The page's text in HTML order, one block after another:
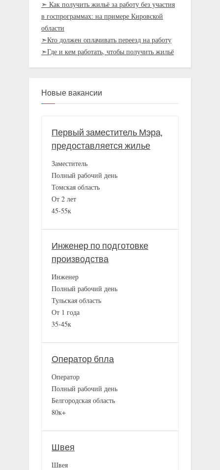
➣ Как получить жильё за работу без участия
в госпрограммах: на примере Кировской
области
➣Кто должен оплачивать переезд на работу
➣Где и кем работать, чтобы получить жильё
Новые вакансии
Первый заместитель Мэра,
предоставляется жилье
Заместитель
Полный рабочий день
Томская область
От 2 лет
45-55к
Инженер по подготовке
производства
Инженер
Полный рабочий день
Тульская область
От 1 года
35-45к
Оператор бпла
Оператор
Полный рабочий день
Белгородская область
80к+
Швея
Швея